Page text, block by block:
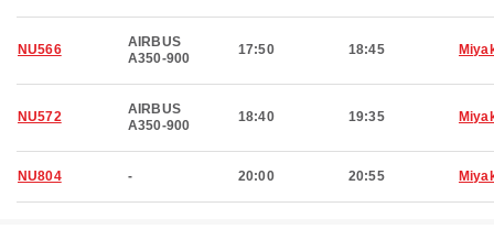
NU566
AIRBUS
A350-900
17:50 18:45
NU572
AIRBUS
A350-900
18:40 19:35
NU804 - 20:00 20:55